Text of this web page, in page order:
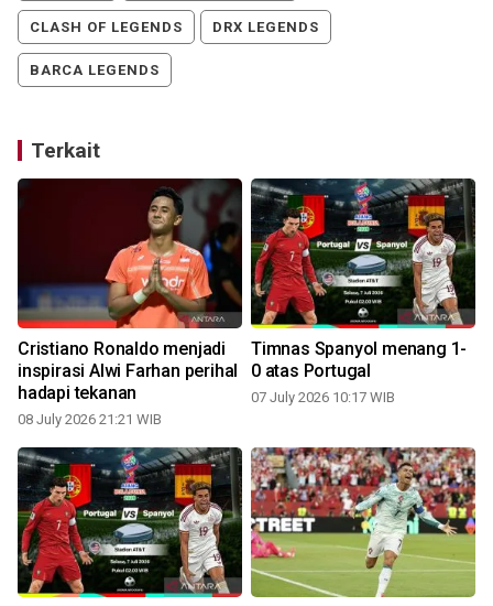
CLASH OF LEGENDS DRX LEGENDS
BARCA LEGENDS
Terkait
Cristiano Ronaldo menjadi
inspirasi Alwi Farhan perihal
hadapi tekanan
08 July 2026 21:21 WIB
Timnas Spanyol menang 1-
0 atas Portugal
07 July 2026 10:17 WIB